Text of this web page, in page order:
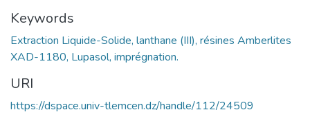
Keywords
Extraction Liquide-Solide, lanthane (III), résines Amberlites
XAD-1180, Lupasol, imprégnation.
URI
https://dspace.univ-tlemcen.dz/handle/112/24509